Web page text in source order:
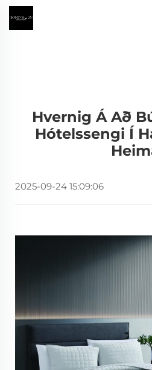
Hvernig Á Að
Hótelssengi Í
2025-09-24 15:09:06